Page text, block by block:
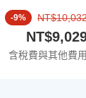
-9%
含稅費與其他費用